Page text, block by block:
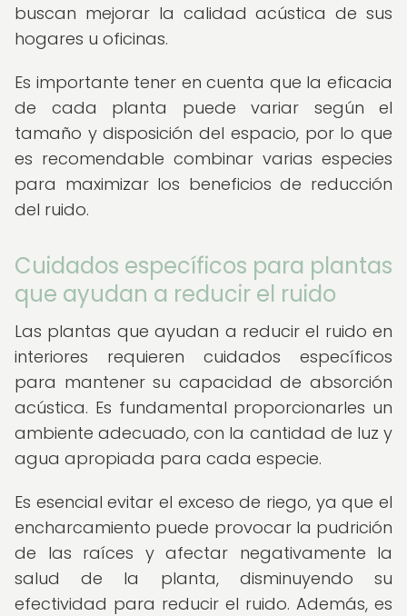
buscan mejorar la calidad acústica de sus
hogares u oficinas.
Es importante tener en cuenta que la eficacia
de cada planta puede variar según el
tamaño y disposición del espacio, por lo que
es recomendable combinar varias especies
para maximizar los beneficios de reducción
del ruido.
Cuidados específicos para plantas
que ayudan a reducir el ruido
Las plantas que ayudan a reducir el ruido en
interiores requieren cuidados específicos
para mantener su capacidad de absorción
acústica. Es fundamental proporcionarles un
ambiente adecuado, con la cantidad de luz y
agua apropiada para cada especie.
Es esencial evitar el exceso de riego, ya que el
encharcamiento puede provocar la pudrición
de las raíces y afectar negativamente la
salud de la planta, disminuyendo su
efectividad para reducir el ruido. Además, es